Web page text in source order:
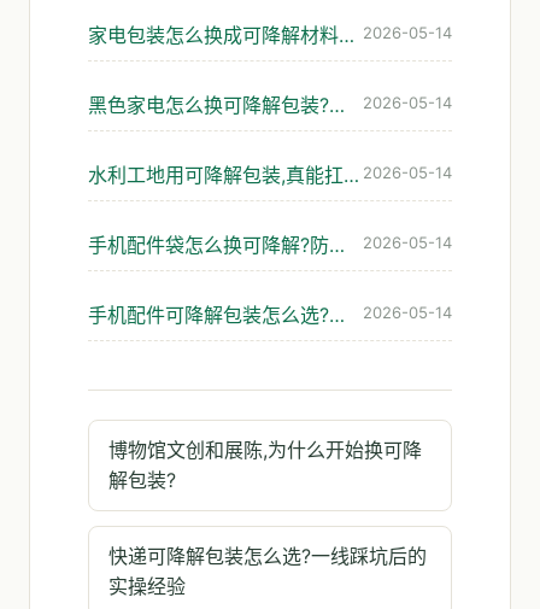
家电包装怎么换成可降解材料?缓冲、防潮、防静电三关怎么过 2026-05-14
黑色家电怎么换可降解包装?防静电与缓冲这关怎么过 2026-05-14
水利工地用可降解包装,真能扛住强碱和泡水吗 2026-05-14
手机配件袋怎么换可降解?防静电与防潮这两关最难过 2026-05-14
手机配件可降解包装怎么选?防静电与防潮的平衡 2026-05-14
博物馆文创和展陈,为什么开始换可降
解包装?
快递可降解包装怎么选?一线踩坑后的
实操经验